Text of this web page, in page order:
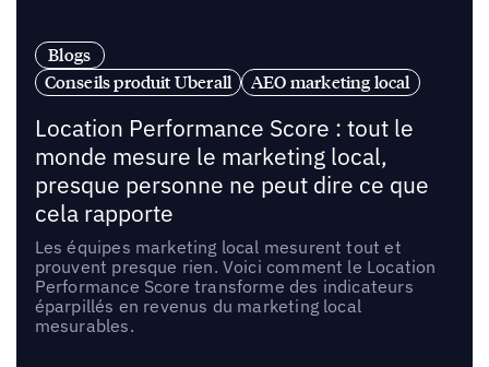
Blogs
Conseils produit Uberall
AEO marketing local
Location Performance Score : tout le
monde mesure le marketing local,
presque personne ne peut dire ce que
cela rapporte
Les équipes marketing local mesurent tout et
prouvent presque rien. Voici comment le Location
Performance Score transforme des indicateurs
éparpillés en revenus du marketing local
mesurables.